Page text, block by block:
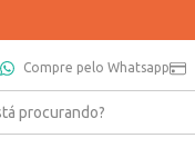
Compre pelo Whatsapp
procurando?